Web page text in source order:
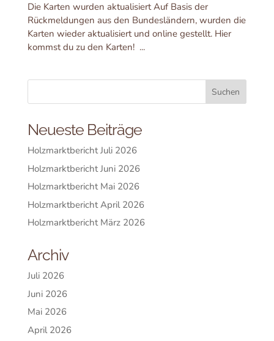
Die Karten wurden aktualisiert Auf Basis der
Rückmeldungen aus den Bundesländern, wurden die
Karten wieder aktualisiert und online gestellt. Hier
kommst du zu den Karten! ...
Neueste Beiträge
Holzmarktbericht Juli 2026
Holzmarktbericht Juni 2026
Holzmarktbericht Mai 2026
Holzmarktbericht April 2026
Holzmarktbericht März 2026
Archiv
Juli 2026
Juni 2026
Mai 2026
April 2026